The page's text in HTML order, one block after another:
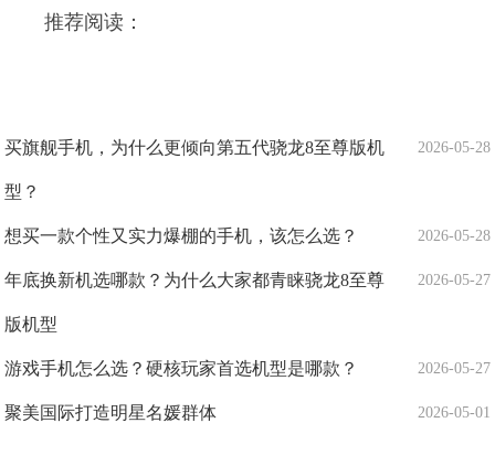
推荐阅读：
2026-05-28
买旗舰手机，为什么更倾向第五代骁龙8至尊版机
型？
2026-05-28
想买一款个性又实力爆棚的手机，该怎么选？
2026-05-27
年底换新机选哪款？为什么大家都青睐骁龙8至尊
版机型
2026-05-27
游戏手机怎么选？硬核玩家首选机型是哪款？
2026-05-01
聚美国际打造明星名媛群体